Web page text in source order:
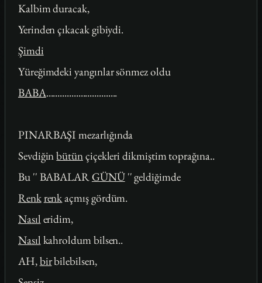
Kalbim duracak,
Yerinden çıkacak gibiydi.
Şimdi
Yüreğimdeki yangınlar sönmez oldu
BABA...............................
PINARBAŞI mezarlığında
Sevdiğinbütünçiçekleri dikmiştim toprağına..
Bu '' BABALAR GÜNÜ'' geldiğimde
Renkrenkaçmış gördüm.
Nasıl eridim,
Nasıl kahroldum bilsen..
AH,birbilebilsen,